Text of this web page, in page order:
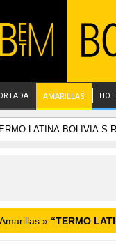
AMARILLAS
Amarillas » “TERMO